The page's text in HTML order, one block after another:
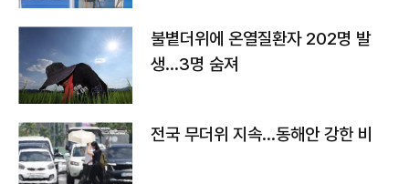
불볕더위에 온열질환자 202명 발
생…3명 숨져
전국 무더위 지속…동해안 강한 비